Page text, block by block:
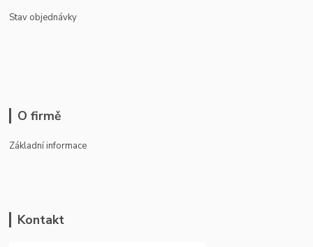
Stav objednávky
O firmě
Základní informace
Kontakt